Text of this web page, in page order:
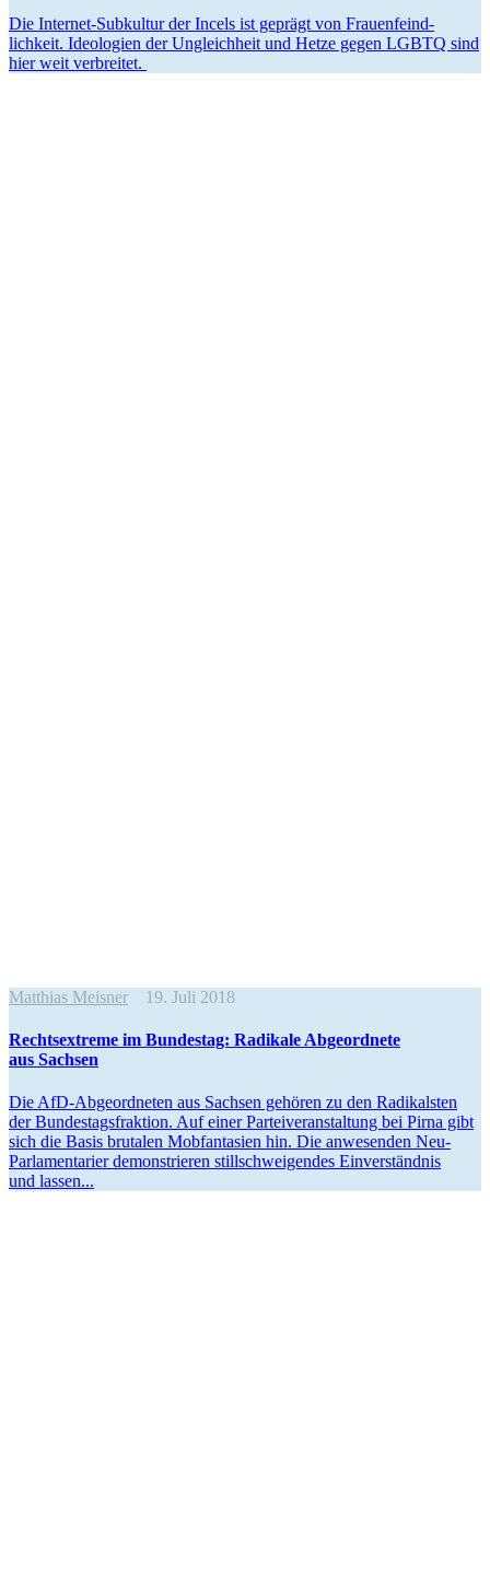
Die Internet-Subkultur der Incels ist geprägt von Frauen­feind­
lichkeit. Ideologien der Ungleichheit und Hetze gegen LGBTQ sind
hier weit verbreitet.
Matthias Meisner 19. Juli 2018
Rechts­extreme im Bundestag: Radikale Abgeordnete
aus Sachsen
Die AfD-Abgeor­d­­neten aus Sachsen gehören zu den Radikalsten
der Bundes­tags­fraktion. Auf einer Partei­ver­an­staltung bei Pirna gibt
sich die Basis brutalen Mobfan­tasien hin. Die anwesenden Neu-
Parla­­men­­tarier demons­trieren still­schwei­gendes Einver­ständnis
und lassen...